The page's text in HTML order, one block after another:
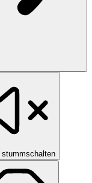
stummschalten